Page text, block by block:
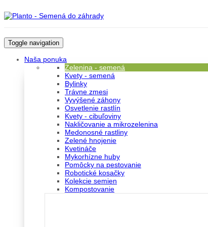
Toggle navigation
Naša ponuka
Zelenina - semená
Kvety - semená
Bylinky
Trávne zmesi
Vyvýšené záhony
Osvetlenie rastlín
Kvety - cibuľoviny
Nakličovanie a mikrozelenina
Medonosné rastliny
Zelené hnojenie
Kvetináče
Mykorhízne huby
Pomôcky na pestovanie
Robotické kosačky
Kolekcie semien
Kompostovanie